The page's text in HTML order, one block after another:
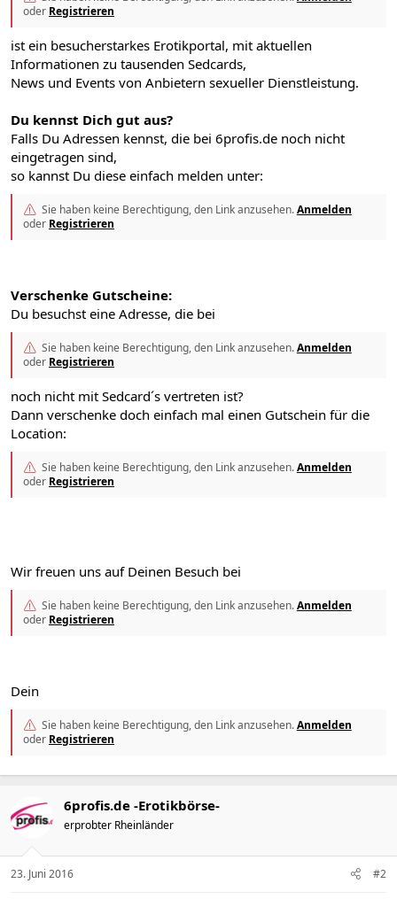
oder Registrieren
ist ein besucherstarkes Erotikportal, mit aktuellen
Informationen zu tausenden Sedcards,
News und Events von Anbietern sexueller Dienstleistung.
Du kennst Dich gut aus?
Falls Du Adressen kennst, die bei 6profis.de noch nicht
eingetragen sind,
so kannst Du diese einfach melden unter:
Sie haben keine Berechtigung, den Link anzusehen.Anmelden
oder Registrieren
Verschenke Gutscheine:
Du besuchst eine Adresse, die bei
Sie haben keine Berechtigung, den Link anzusehen.Anmelden
oder Registrieren
noch nicht mit Sedcard´s vertreten ist?
Dann verschenke doch einfach mal einen Gutschein für die
Location:
Sie haben keine Berechtigung, den Link anzusehen.Anmelden
oder Registrieren
Wir freuen uns auf Deinen Besuch bei
Sie haben keine Berechtigung, den Link anzusehen.Anmelden
oder Registrieren
Dein
Sie haben keine Berechtigung, den Link anzusehen.Anmelden
oder Registrieren
6profis.de -Erotikbörse-
erprobter Rheinländer
23. Juni 2016 #2